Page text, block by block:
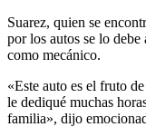
Suarez, quien se
por los autos se lo
como mecánico.
«Este auto es el fruto
le dediqué muchas
familia», dijo